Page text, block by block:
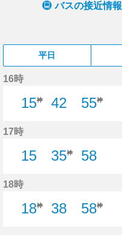
バスの接近情報
平日
16時
15神
42
55神
17時
15
35神
58
18時
18神
38
58神